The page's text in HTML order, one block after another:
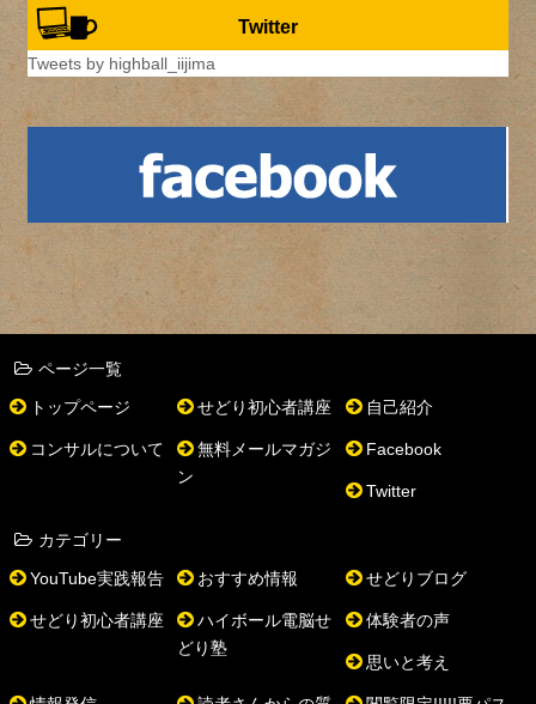
イ
ブ
Twitter
Tweets by highball_iijima
ページ一覧
トップページ
せどり初心者講座 自己紹介
コンサルについて
無料メールマガジ
ン
Facebook
Twitter
カテゴリー
YouTube実践報告
おすすめ情報 せどりブログ
せどり初心者講座
ハイボール電脳せ
どり塾
体験者の声
思いと考え